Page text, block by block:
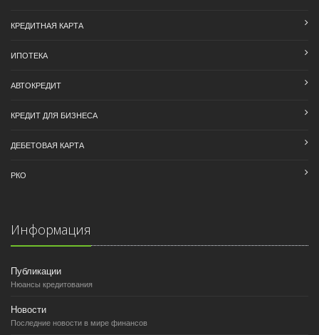
КРЕДИТНАЯ КАРТА
ИПОТЕКА
АВТОКРЕДИТ
КРЕДИТ ДЛЯ БИЗНЕСА
ДЕБЕТОВАЯ КАРТА
РКО
Информация
Публикации
Нюансы кредитования
Новости
Последние новости в мире финансов